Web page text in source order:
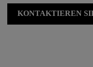
KONTAKTIEREN